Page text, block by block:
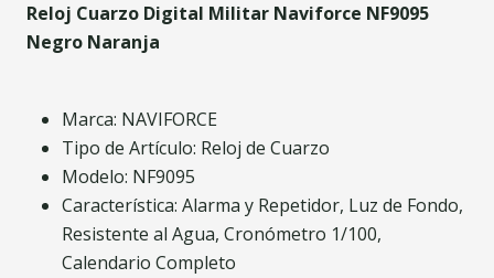
Reloj Cuarzo Digital Militar Naviforce NF9095
Negro Naranja
Marca: NAVIFORCE
Tipo de Artículo: Reloj de Cuarzo
Modelo: NF9095
Característica: Alarma y Repetidor, Luz de Fondo,
Resistente al Agua, Cronómetro 1/100,
Calendario Completo